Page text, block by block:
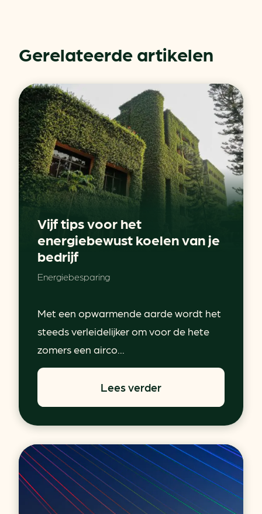
Gerelateerde artikelen
Vijf tips voor het
energiebewust koelen van je
bedrijf
Energiebesparing
Met een opwarmende aarde wordt het
steeds verleidelijker om voor de hete
zomers een airco...
Lees verder